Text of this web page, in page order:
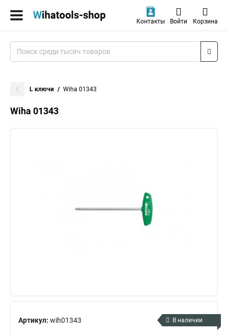
Контакты Войти Корзина
L ключи Wiha 01343
Wiha 01343
Артикул: wih01343 В наличии